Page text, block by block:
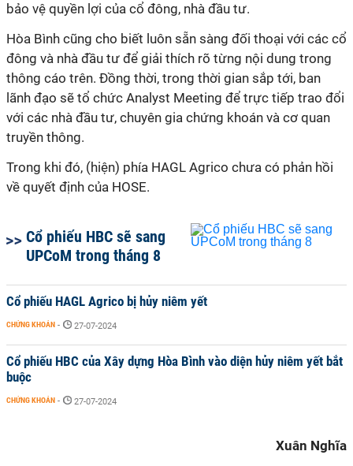
bảo vệ quyền lợi của cổ đông, nhà đầu tư.
Hòa Bình cũng cho biết luôn sẵn sàng đối thoại với các cổ
đông và nhà đầu tư để giải thích rõ từng nội dung trong
thông cáo trên. Đồng thời, trong thời gian sắp tới, ban
lãnh đạo sẽ tổ chức Analyst Meeting để trực tiếp trao đổi
với các nhà đầu tư, chuyên gia chứng khoán và cơ quan
truyền thông.
Trong khi đó, (hiện) phía HAGL Agrico chưa có phản hồi
về quyết định của HOSE.
Cổ phiếu HBC sẽ sang
UPCoM trong tháng 8
Cổ phiếu HAGL Agrico bị hủy niêm yết
CHỨNG KHOÁN - 27-07-2024
Cổ phiếu HBC của Xây dựng Hòa Bình vào diện hủy niêm yết bắt
buộc
CHỨNG KHOÁN - 27-07-2024
Xuân Nghĩa